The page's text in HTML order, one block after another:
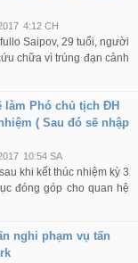
4:12 CH
Saipov, 29 tuổi, người
chữa vì trúng đạn cảnh
làm Phó chủ tịch ĐH
( Sau đó sẽ nhập
10:54 SA
khi kết thúc nhiệm kỳ 3
đóng góp cho quan hệ
nghi phạm vụ tấn